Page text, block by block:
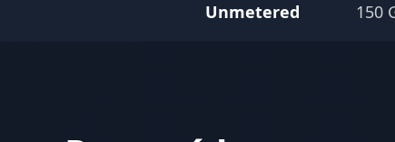
Unmetered 150